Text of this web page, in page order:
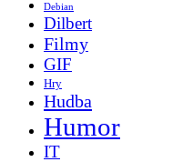
Debian
Dilbert
Filmy
GIF
Hry
Hudba
Humor
IT